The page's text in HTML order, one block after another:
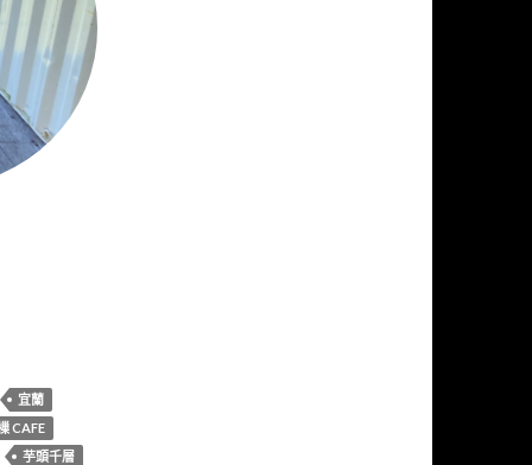
宜蘭
CAFE
芋頭千層